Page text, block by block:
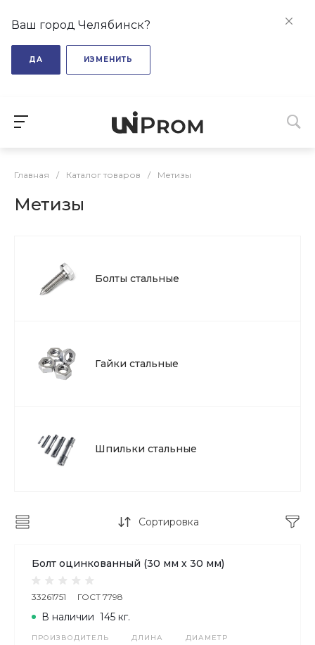
Ваш город Челябинск?
ДА ИЗМЕНИТЬ
Главная / Каталог товаров / Метизы
Метизы
Болты стальные
Гайки стальные
Шпильки стальные
Сортировка
Болт оцинкованный (30 мм х 30 мм)
33261751 ГОСТ 7798
ПРОИЗВОДИТЕЛЬ ДЛИНА ДИАМЕТР
В наличии 145 кг.